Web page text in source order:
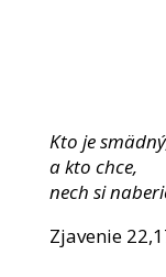
Kto je
a kto chce,
nech si
Zjavenie